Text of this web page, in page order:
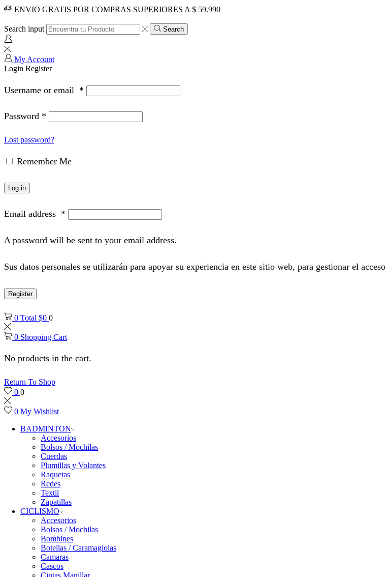
ENVIO GRATIS POR COMPRAS SUPERIORES A $ 59.990
Search input Search
My Account
Login Register
Username or email *
Password *
Lost password?
Remember Me
Log in
Email address *
A password will be sent to your email address.
Sus datos personales se utilizarán para apoyar su experiencia en este sitio web, para gestionar el
Register
0 Total $0 0
0 Shopping Cart
No products in the cart.
Return To Shop
0 0
0 My Wishlist
BADMINTON
Accesorios
Bolsos / Mochilas
Cuerdas
Plumillas y Volantes
Raquetas
Redes
Textil
Zapatillas
CICLISMO
Accesorios
Bolsos / Mochilas
Bombines
Botellas / Caramagiolas
Camaras
Cascos
Cintas Manillar